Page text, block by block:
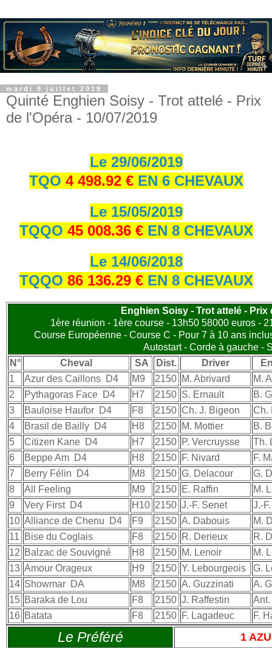
mardi 9 juillet 2019
Quinté Enghien Soisy - Trot attelé - Prix
de l'Opéra - 10/07/2019
Le 29/06/2019
TQO 4 498.92 €EN 6 CHEVAUX
Le 15/05/2019
TQQO 45 008.36 €EN 8 CHEVAUX
Le 14/06/2018
TQQO 86 136.29 €EN 8 CHEVAUX
Enghien Soisy - Trot attelé - Prix
1ère réunion - 1ère course - 13h50 58000 euros -
Course Européenne - Course C - Pour 7 à 10 ans
Autostart - Corde à gauche -
N°
Cheval SA Dist. Driver
1
Azur des Caillons D4 M9 2150 M. Abrivard
M.
2
Pythagoras Face D4 H7 2150 S. Ernault
B.
3
Bauloise Haufor D4 F8 2150 Ch. J. Bigeon
Ch.
4
Brasil de Bailly D4 H8 2150 M. Mottier
B.
5
Citizen Kane D4 H7 2150 P. Vercruysse
Th.
6
Beppe Am D4 H8 2150 F. Nivard
F.
7
Berry Félin D4 M8 2150 G. Delacour
G.
8
All Feeling M9 2150 E. Raffin
M.
9
Very FirstD4 H10 2150 J.-F. Senet
J.-
10 Alliance de Chenu D4 F9 2150 A. Dabouis
M.
11
Bise du Coglais F8 2150 R. Derieux
R.
12 Balzac de Souvigné H8 2150 M. Lenoir
M.
13 Amour Orageux H9 2150 Y. Lebourgeois
G.
14 Showmar DA M8 2150 A. Guzzinati
A.
15 Baraka de Lou F8 2150 J. Raffestin
16 Batata F8 2150 F. Lagadeuc F.
Le Préféré 1